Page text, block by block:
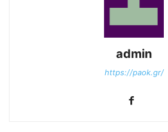
admin
https://paok.gr/